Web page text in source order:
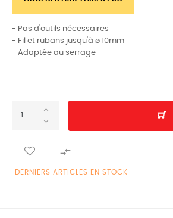
- Pas d'outils nécessaires
- Fil et rubans jusqu'à ø 10mm
- Adaptée au serrage

DERNIERS ARTICLES EN STOCK